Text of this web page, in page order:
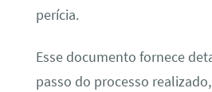
perícia.
Esse documento fornece
passo do processo